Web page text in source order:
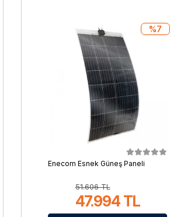
Enecom Esnek Güneş Paneli
51.606 TL
47.994 TL
%7